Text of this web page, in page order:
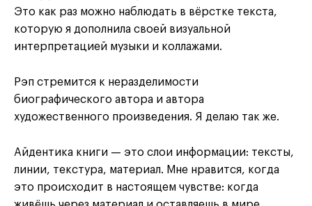
Это как раз можно наблюдать в вёрстке текста,
которую я дополнила своей визуальной
интерпретацией музыки и коллажами.
Рэп стремится к неразделимости
биографического автора и автора
художественного произведения. Я делаю так же.
Айдентика книги — это слои информации: тексты,
линии, текстура, материал. Мне нравится, когда
это происходит в настоящем чувстве: когда